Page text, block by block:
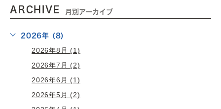
ARCHIVE 月別アーカイブ
2026年 (8)
2026年8月 (1)
2026年7月 (2)
2026年6月 (1)
2026年5月 (2)